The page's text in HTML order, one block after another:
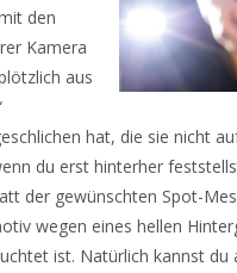
den
Kamera
aus
hat, die sie nicht
du erst hinterher
der gewünschten Spot-
wegen eines hellen
ist. Natürlich kannst